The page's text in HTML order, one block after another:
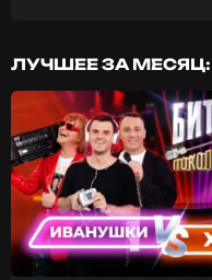
ЛУЧШЕЕ ЗА МЕСЯЦ: